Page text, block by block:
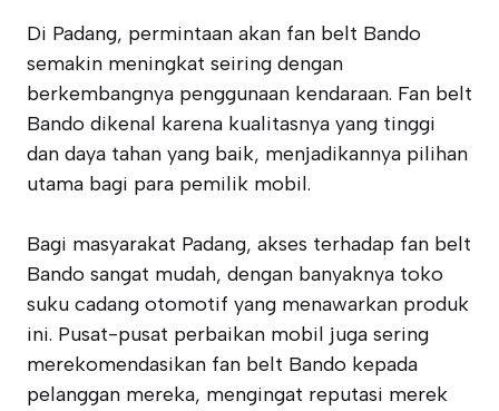
Di Padang, permintaan akan fan belt Bando
semakin meningkat seiring dengan
berkembangnya penggunaan kendaraan. Fan belt
Bando dikenal karena kualitasnya yang tinggi
dan daya tahan yang baik, menjadikannya pilihan
utama bagi para pemilik mobil.
Bagi masyarakat Padang, akses terhadap fan belt
Bando sangat mudah, dengan banyaknya toko
suku cadang otomotif yang menawarkan produk
ini. Pusat-pusat perbaikan mobil juga sering
merekomendasikan fan belt Bando kepada
pelanggan mereka, mengingat reputasi merek